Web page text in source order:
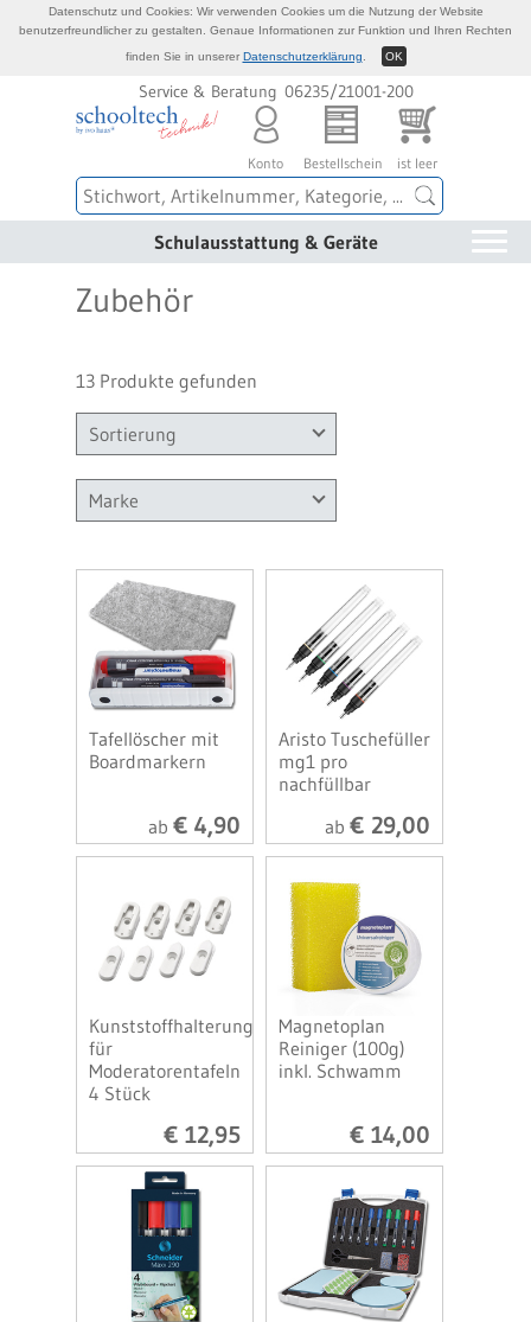
Service & Beratung 06235/21001-200
Konto Bestellschein ist leer
Schulausstattung & Geräte
Zubehör
13 Produkte gefunden
Sortierung
Marke
Tafellöscher mit
Boardmarkern
ab € 4,90
Aristo Tuschefüller
mg1 pro
nachfüllbar
ab € 29,00
Kunststoffhalterung
für
Moderatorentafeln
4 Stück
€ 12,95
Magnetoplan
Reiniger (100g)
inkl. Schwamm
€ 14,00
Datenschutz und Cookies: Wir verwenden Cookies um die Nutzung der Website
benutzerfreundlicher zu gestalten. Genaue Informationen zur Funktion und Ihren Rechten
finden Sie in unserer Datenschutzerklärung OK